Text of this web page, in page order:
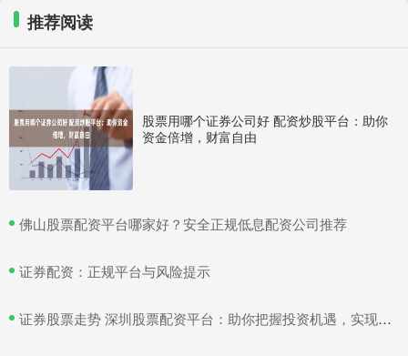
推荐阅读
股票用哪个证券公司好 配资炒股平台：助你
资金倍增，财富自由
​佛山股票配资平台哪家好？安全正规低息配资公司推荐
​证券配资：正规平台与风险提示
​证券股票走势 深圳股票配资平台：助你把握投资机遇，实现财富增值